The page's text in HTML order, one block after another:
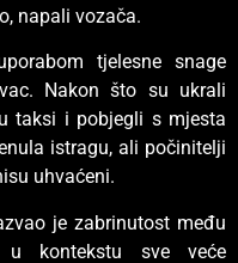
napali vozača.
tjelesne snage
Nakon što su ukrali
taksi i pobjegli s mjesta
istragu, ali počinitelji
uhvaćeni.
je zabrinutost među
u kontekstu sve veće